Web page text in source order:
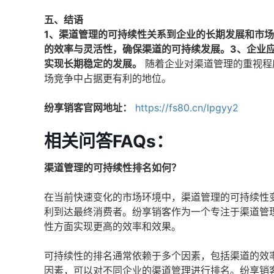
五、结语
1、渠道管理的可持续性关系到企业的长期发展和市
的效率与灵活性，确保渠道的可持续发展。3、企业
实现长期稳定的发展。
随着企业对渠道管理的重视
场竞争中占据更有利的地位。
纷享销客官网地址： https://fs80.cn/lpgyy2
相关问答FAQs：
渠道管理的可持续性排名如何？
在当前快速变化的市场环境中，渠道管理的可持续
利到达最终消费者。纷享销客作为一个专注于渠道
性方面实现更高的效率和效果。
可持续性的排名通常依赖于多个因素，包括渠道的
因素，可以对不同企业的渠道管理进行排名。纷享